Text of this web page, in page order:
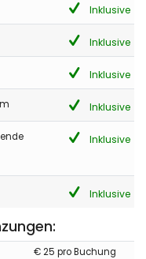
Inklusive
Inklusive
Inklusive
Inklusive
Inklusive
Inklusive
€ 25 pro Buchung